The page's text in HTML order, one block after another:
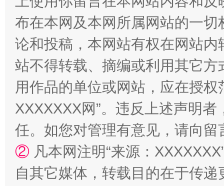
国家大学科技园优化重塑工作
布在本网及本网所属网站的一
论和投稿，本网站有权在网站
站不得转载、摘编或利用其它
用作品的单位或网站，应在授
XXXXXXX网”。违反上述声明
任。如您对管理有意见，请向
② 凡本网注明“来源：
自其它媒体，转载目的在于传